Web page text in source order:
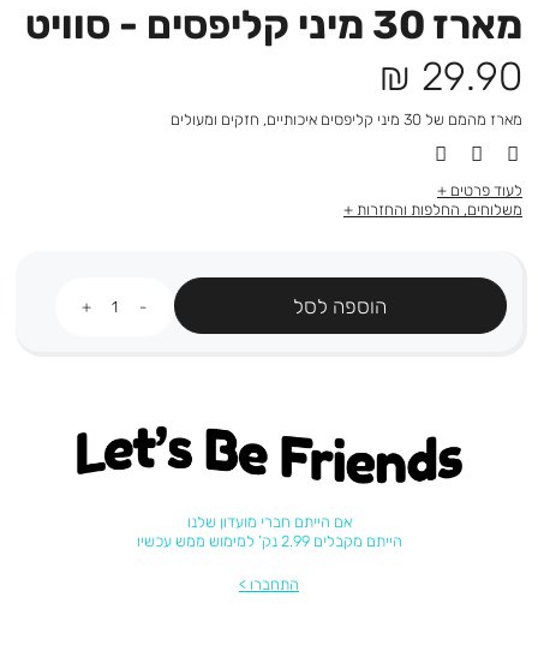
מארז 30 מיני קליפסים - סוויט
מחיר
מוצר
29.90 ₪
מארז מהמם של 30 מיני קליפסים איכותיים, חזקים ומעולים
לעוד פרטים
משלוחים, החלפות והחזרות
הוספה לסל
Let's be friends
אם הייתם חברי מועדון שלנו
הייתם מקבלים 2.99 נק' למימוש ממש עכשיו
התחברו